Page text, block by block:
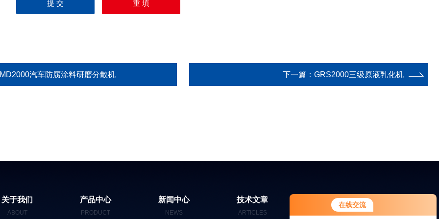
在线交流
汽车防腐涂料研磨分散机 下一篇： GRS2000三级原液乳化机
关于我们
ABOUT
产品中心
PRODUCT
新闻中心
NEWS
技术文章
ARTICLES
在线留言
MESSAGES